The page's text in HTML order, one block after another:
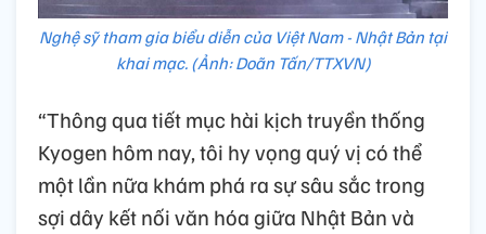
Nghệ sỹ tham gia biểu diễn của Việt Nam - Nhật Bản tại
khai mạc. (Ảnh: Doãn Tấn/TTXVN)
“Thông qua tiết mục hài kịch truyền thống
Kyogen hôm nay, tôi hy vọng quý vị có thể
một lần nữa khám phá ra sự sâu sắc trong
sợi dây kết nối văn hóa giữa Nhật Bản và